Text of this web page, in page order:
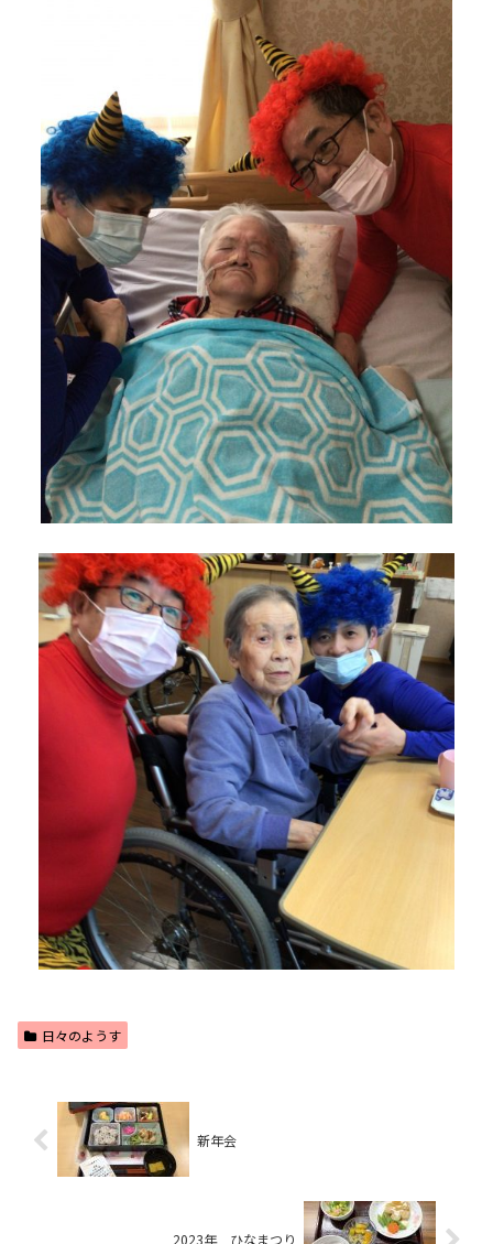
日々のようす
新年会
2023年 ひなまつり